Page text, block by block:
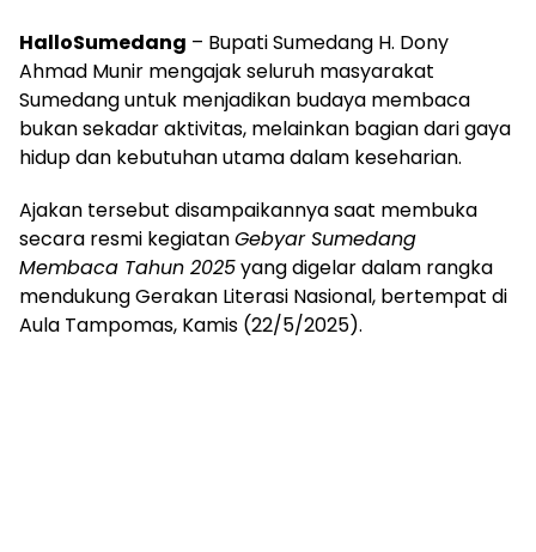
HalloSumedang – Bupati Sumedang H. Dony
Ahmad Munir mengajak seluruh masyarakat
Sumedang untuk menjadikan budaya membaca
bukan sekadar aktivitas, melainkan bagian dari gaya
hidup dan kebutuhan utama dalam keseharian.
Ajakan tersebut disampaikannya saat membuka
secara resmi kegiatanGebyar Sumedang
Membaca Tahun 2025yang digelar dalam rangka
mendukung Gerakan Literasi Nasional, bertempat di
Aula Tampomas, Kamis (22/5/2025).